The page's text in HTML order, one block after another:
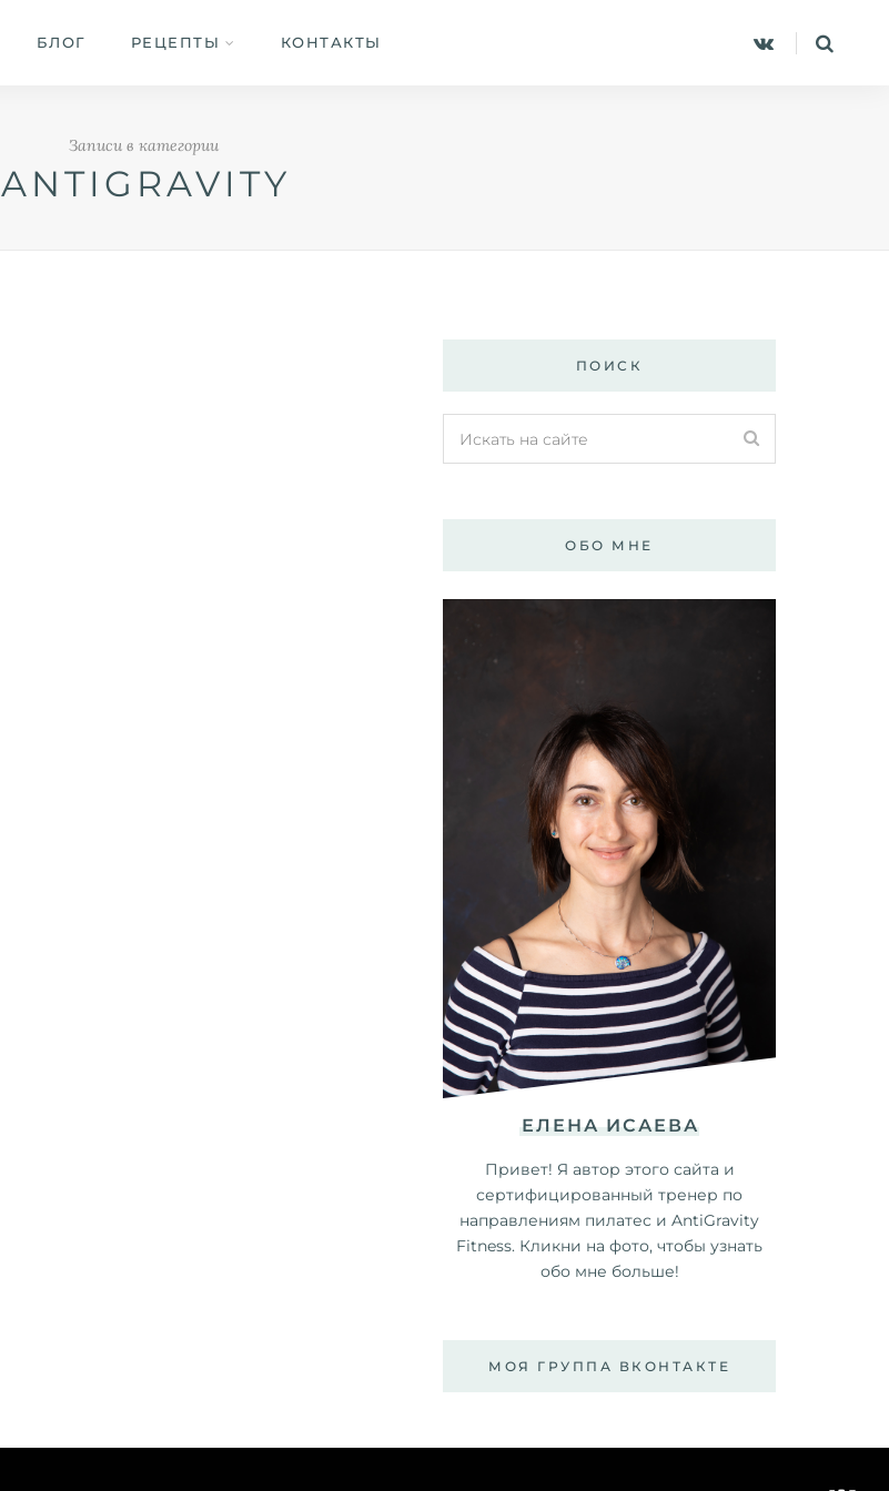
БЛОГ РЕЦЕПТЫ КОНТАКТЫ
Записи в категории
ANTIGRAVITY
ПОИСК
ОБО МНЕ
ЕЛЕНА ИСАЕВА
Привет! Я автор этого сайта и
сертифицированный тренер по
направлениям пилатес и AntiGravity
Fitness. Кликни на фото, чтобы узнать
обо мне больше!
МОЯ ГРУППА ВКОНТАКТЕ